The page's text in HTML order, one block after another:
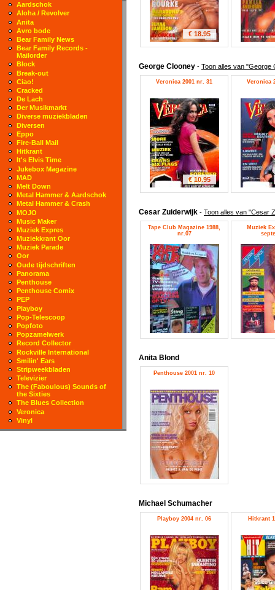
€ 18.95
George Clooney - Toon alles van "George
Veronica 2001 nr. 31
€ 10.95
Veronica
Cesar Zuiderwijk - Toon alles van "Cesar
Tape Club Magazine 1988,
nr.07
Muziek
Anita Blond
Penthouse 2001 nr. 10
Michael Schumacher
Playboy 2004 nr. 06 Hitkrant
Aardschok
Aloha / Revolver
Anita
Avro bode
Bear Family News
Bear Family Records -
Mailorder
Block
Break-out
Ciao!
Cracked
De Lach
Der Musikmarkt
Diverse muziekbladen
Diversen
Eppo
Fire-Ball Mail
Hitkrant
It's Elvis Time
Jukebox Magazine
MAD
Melt Down
Metal Hammer & Aardschok
Metal Hammer & Crash
MOJO
Music Maker
Muziek Expres
Muziekkrant Oor
Muziek Parade
Oor
Oude tijdschriften
Panorama
Penthouse
Penthouse Comix
PEP
Playboy
Pop-Telescoop
Popfoto
Popzamelwerk
Record Collector
Rockville International
Smilin' Ears
Stripweekbladen
Televizier
The (Faboulous) Sounds of
the Sixties
The Blues Collection
Veronica
Vinyl